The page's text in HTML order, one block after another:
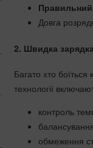
Правильний
Довга
2. Швидка
Багато хто
технології
контроль
обмеження